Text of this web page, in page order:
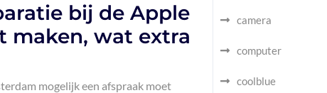
bij de Apple
maken, wat extra
mogelijk een afspraak moet
camera
computer
coolblue